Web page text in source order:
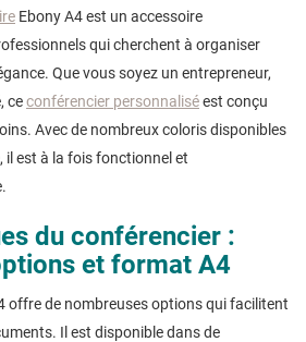
Ebony A4 est un accessoire
qui cherchent à organiser
Que vous soyez un entrepreneur,
ceconférencier personnaliséest conçu
Avec de nombreux coloris disponibles
est à la fois fonctionnel et
du conférencier :
et format A4
offre de nombreuses options qui facilitent
Il est disponible dans de